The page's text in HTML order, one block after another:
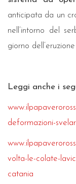
anticipata da un
nell’intorno del
giorno
Leggi anche i
deformazioni-
volta-le-colate-
catania